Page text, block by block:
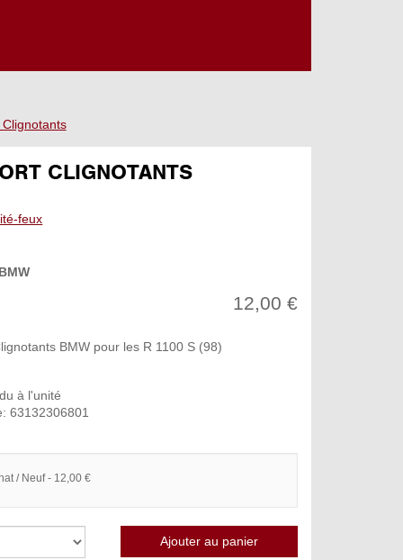
CLIGNOTANTS
feux
BMW
12,00 €
BMW pour les R 1100 S (98)
à l'unité
63132306801
/ Neuf - 12,00 €